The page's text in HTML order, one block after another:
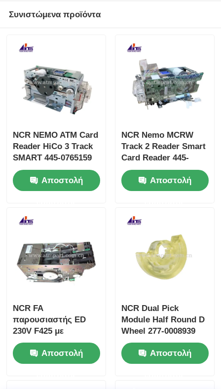
Συνιστώμενα προϊόντα
NCR NEMO ATM Card
Reader HiCo 3 Track
SMART 445-0765159
4450765159
Αποστολή
NCR Nemo MCRW
Track 2 Reader Smart
Card Reader 445-
0765158 4450765158
Αποστολή
NCR FA
παρουσιαστής ED
230V F425 με
κλείστρο 445-0647862
4450647862Αποστολή
NCR Dual Pick
Module Half Round D
Wheel 277-0008939
445-0737509 445-
0592170Αποστολή